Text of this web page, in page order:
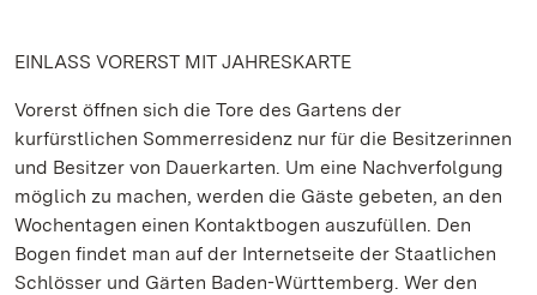
EINLASS VORERST MIT JAHRESKARTE
Vorerst öffnen sich die Tore des Gartens der
kurfürstlichen Sommerresidenz nur für die Besitzerinnen
und Besitzer von Dauerkarten. Um eine Nachverfolgung
möglich zu machen, werden die Gäste gebeten, an den
Wochentagen einen Kontaktbogen auszufüllen. Den
Bogen findet man auf der Internetseite der Staatlichen
Schlösser und Gärten Baden-Württemberg. Wer den